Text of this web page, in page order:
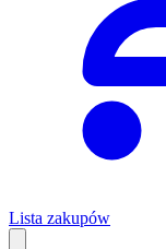
Lista zakupów